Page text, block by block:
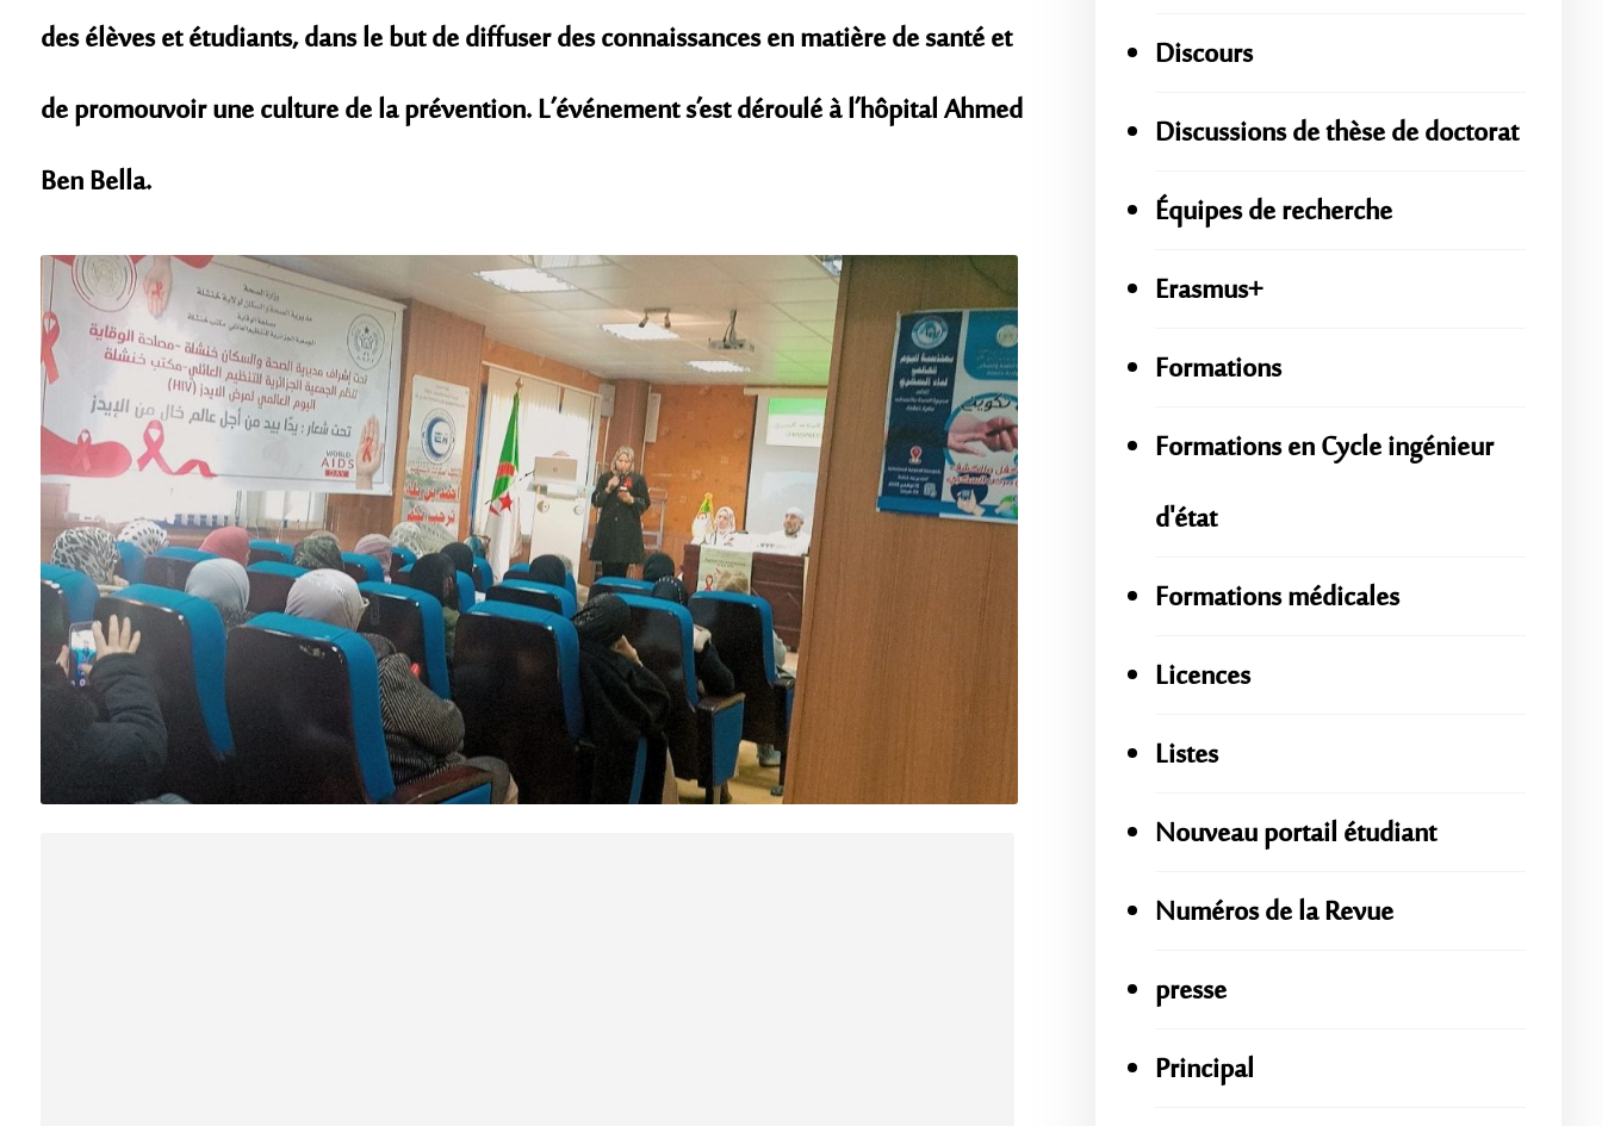
des élèves et étudiants, dans le but de diffuser des connaissances en matière de santé et
de promouvoir une culture de la prévention. L’événement s’est déroulé à l’hôpital Ahmed
Ben Bella.
Discours
Discussions de thèse de doctorat
Équipes de recherche
Erasmus+
Formations
Formations en Cycle ingénieur
d'état
Formations médicales
Licences
Listes
Nouveau portail étudiant
Numéros de la Revue
presse
Principal